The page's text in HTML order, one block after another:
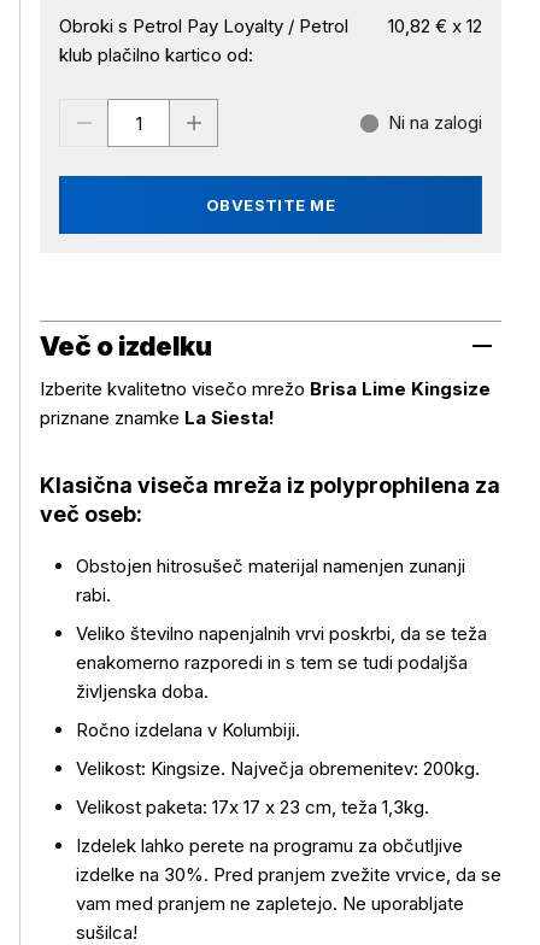
Obroki s Petrol Pay Loyalty / Petrol
klub plačilno kartico od:
10,82 € x 12
OBVESTITE ME
Ni na zalogi
Več o izdelku
Več o izdelku
Izberite kvalitetno visečo mrežo Brisa Lime Kingsize
priznane znamke La Siesta!
Klasična viseča mreža iz polyprophilena za
več oseb:
Obstojen hitrosušeč materijal namenjen zunanji
rabi.
Veliko številno napenjalnih vrvi poskrbi, da se teža
enakomerno razporedi in s tem se tudi podaljša
življenska doba.
Ročno izdelana v Kolumbiji.
Velikost: Kingsize. Največja obremenitev: 200kg.
Velikost paketa: 17x 17 x 23 cm, teža 1,3kg.
Izdelek lahko perete na programu za občutljive
izdelke na 30%. Pred pranjem zvežite vrvice, da se
vam med pranjem ne zapletejo. Ne uporabljate
sušilca!